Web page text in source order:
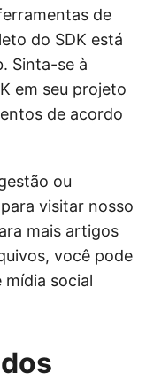
de
do SDK está
. Sinta-se à
em seu projeto
de acordo
ou
visitar nosso
mais artigos
você pode
mídia social